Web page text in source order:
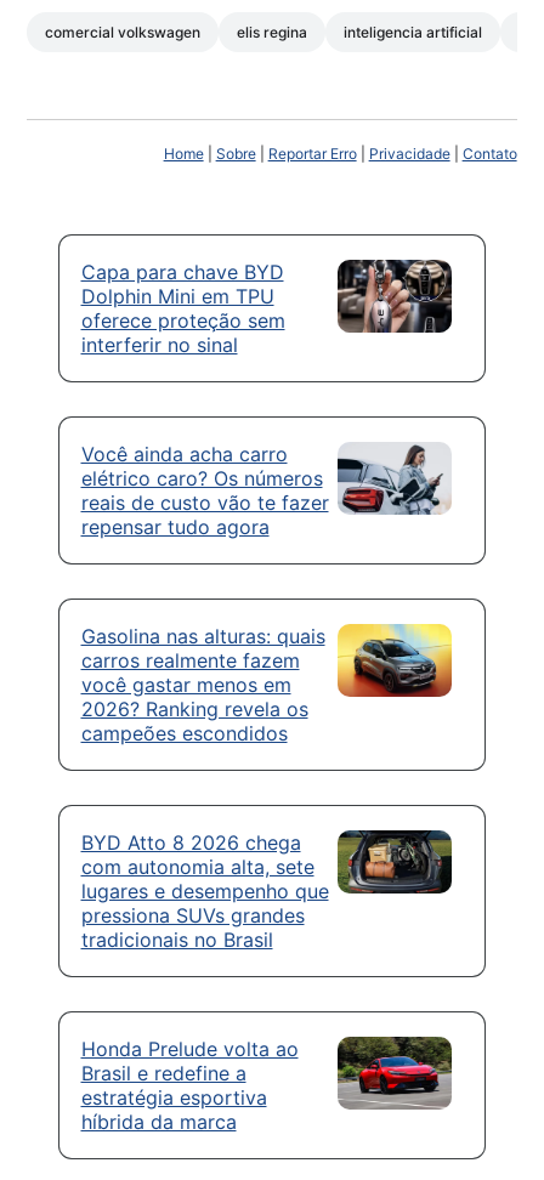
comercial volkswagen elis regina inteligencia artificial
Home| Sobre| Reportar Erro| Privacidade| Contato
Capa para chave BYD
Dolphin Mini em TPU
oferece proteção sem
interferir no sinal
Você ainda acha carro
elétrico caro? Os números
reais de custo vão te fazer
repensar tudo agora
Gasolina nas alturas: quais
carros realmente fazem
você gastar menos em
2026? Ranking revela os
campeões escondidos
BYD Atto 8 2026 chega
com autonomia alta, sete
lugares e desempenho que
pressiona SUVs grandes
tradicionais no Brasil
Honda Prelude volta ao
Brasil e redefine a
estratégia esportiva
híbrida da marca